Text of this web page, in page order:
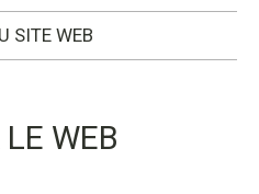
SITE WEB
WEB